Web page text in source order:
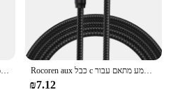
3 ב 1 סוג ג 3.5 מ "מ שקע כבל כדי ios מתאם אודיו עבור טלפון ipad IPAad מכונית ipad רמקול זכר ממיר כבל USB-C זכר ממיר Rocoren aux כבל c כדי 3.5 מ "מ שקע שמע מתאם עבור huawei מכונית אוזניות ריאלית
₪7.12